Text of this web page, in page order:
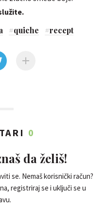
#quiche #recept
0
da želiš!
se. Nemaš korisnički račun?
registriraj se i uključi se u